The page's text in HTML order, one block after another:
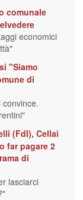
comunale
economici
"Siamo
di
(FdI), Cellai
far pagare 2
di
lasciarci